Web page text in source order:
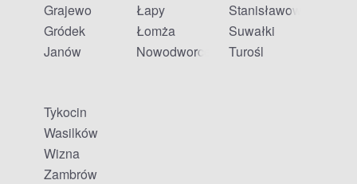
Grajewo
Gródek
Janów
Łapy
Łomża
Nowodworce
Stanisławowo
Suwałki
Turośl
Tykocin
Wasilków
Wizna
Zambrów